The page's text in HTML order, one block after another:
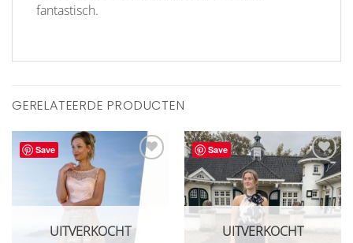
fantastisch.
GERELATEERDE PRODUCTEN
Save
Aan
verlanglijst
toevoegen
UITVERKOCHT
Save
Aan
verlanglijst
toevoegen
UITVERKOCHT